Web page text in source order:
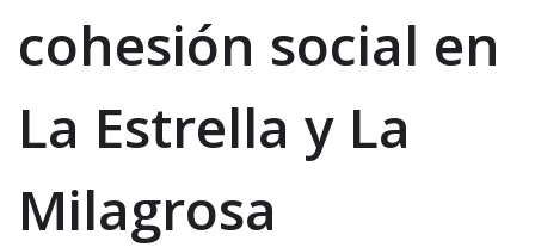
cohesión social en
La Estrella y La
Milagrosa